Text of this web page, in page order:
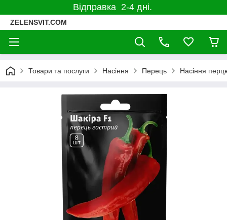
Відправка 2-4 дні.
ZELENSVIT.COM
Товари та послуги Насіння Перець Насіння